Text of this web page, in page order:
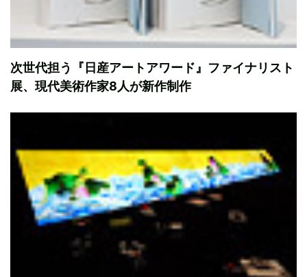
次世代担う『日産アートアワード』ファイナリスト
展、現代美術作家8人が新作制作